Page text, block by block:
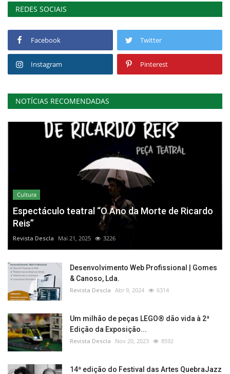
REDES SOCIAIS
Facebook Twitter
Instagram Pinterest
NOTÍCIAS RECOMENDADAS
Cultura
Espectáculo teatral “O Ano da Morte de Ricardo
Reis”
Revista Descla Mai 21, 2025 3226
Desenvolvimento Web Profissional | Gomes
& Canoso, Lda.
Revista Descla Abr 9, 2024 6314
Um milhão de peças LEGO® dão vida à 2ª
Edição da Exposição...
Revista Descla Nov 20, 2023 8592
14ª edição do Festival das Artes QuebraJazz